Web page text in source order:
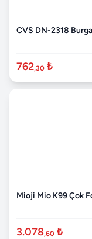
CVS DN-2318
762,30 ₺
Mioji Mio K99 Çok
3.078,60 ₺